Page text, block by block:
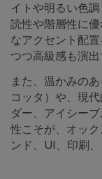
イトや明るい色
読性や階層性に
なアクセント配
つつ高級感も演出
また、温かみの
コッタ）や、現
ダー、アイシー
性こそが、オッ
ンド、UI、印刷